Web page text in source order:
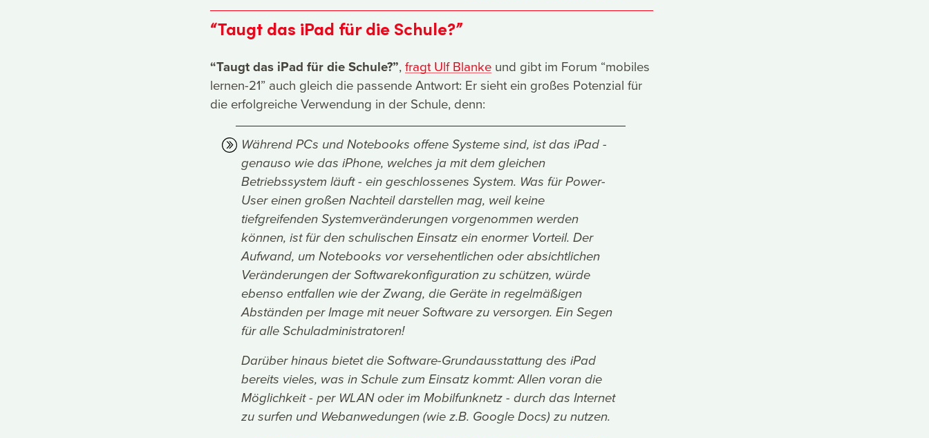
“Taugt das iPad für die Schule?”
“Taugt das iPad für die Schule?”,fragt Ulf Blanke und gibt im Forum “mobiles
lernen-21” auch gleich die passende Antwort: Er sieht ein großes Potenzial für
die erfolgreiche Verwendung in der Schule, denn:
Während PCs und Notebooks offene Systeme sind, ist das iPad -
genauso wie das iPhone, welches ja mit dem gleichen
Betriebssystem läuft - ein geschlossenes System. Was für Power-
User einen großen Nachteil darstellen mag, weil keine
tiefgreifenden Systemveränderungen vorgenommen werden
können, ist für den schulischen Einsatz ein enormer Vorteil. Der
Aufwand, um Notebooks vor versehentlichen oder absichtlichen
Veränderungen der Softwarekonfiguration zu schützen, würde
ebenso entfallen wie der Zwang, die Geräte in regelmäßigen
Abständen per Image mit neuer Software zu versorgen. Ein Segen
für alle Schuladministratoren!
Darüber hinaus bietet die Software-Grundausstattung des iPad
bereits vieles, was in Schule zum Einsatz kommt: Allen voran die
Möglichkeit - per WLAN oder im Mobilfunknetz - durch das Internet
zu surfen und Webanwedungen (wie z.B. Google Docs) zu nutzen.